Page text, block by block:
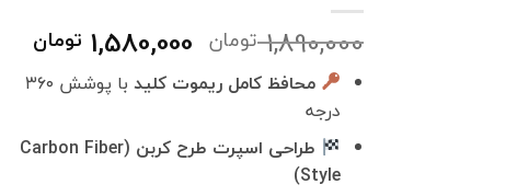
1,890,000 تومان قیمت
اصلی
1,890,000 تومان
1,580,000 تومان
فعلی محافظ کامل ریموت کلید
با پوشش ۳۶۰
درجه
طراحی اسپرت طرح کربن (Carbon Fiber
Style)